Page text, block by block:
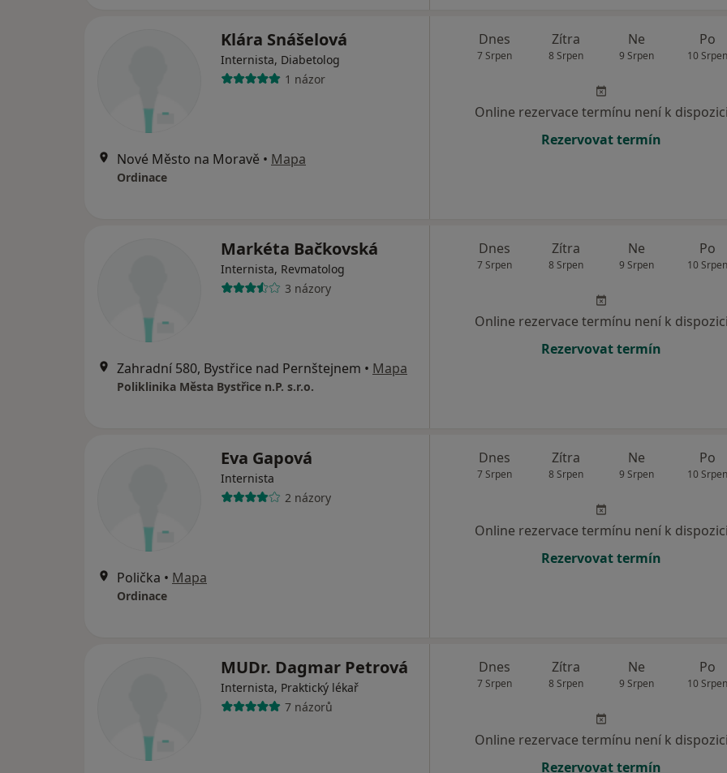
Klára Snášelová
Internista, Diabetolog
1 názor
Nové Město na Moravě • Mapa
Ordinace
Dnes
7 Srpen
Zítra
8 Srpen
Ne
9 Srpen
Po
10 Srpen
Online rezervace termínu není k dispozici
Rezervovat termín
Markéta Bačkovská
Internista, Revmatolog
3 názory
Zahradní 580, Bystřice nad Pernštejnem • Mapa
Poliklinika Města Bystřice n.P. s.r.o.
Dnes
7 Srpen
Zítra
8 Srpen
Ne
9 Srpen
Po
10 Srpen
Online rezervace termínu není k dispozici
Rezervovat termín
Eva Gapová
Internista
2 názory
Polička • Mapa
Ordinace
Dnes
7 Srpen
Zítra
8 Srpen
Ne
9 Srpen
Po
10 Srpen
Online rezervace termínu není k dispozici
Rezervovat termín
MUDr. Dagmar Petrová
Internista, Praktický lékař
7 názorů
Dnes
7 Srpen
Zítra
8 Srpen
Ne
9 Srpen
Po
10 Srpen
Online rezervace termínu není k dispozici
Rezervovat termín